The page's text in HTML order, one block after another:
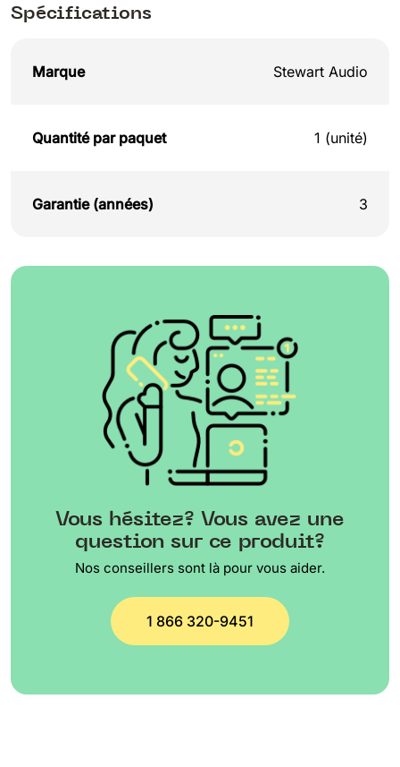
Spécifications
Marque Stewart Audio
Quantité par paquet 1 (unité)
Garantie (années) 3
Vous hésitez? Vous avez une
question sur ce produit?
Nos conseillers sont là pour vous aider.
1 866 320-9451